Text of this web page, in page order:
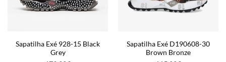
Sapatilha Exé 928-15 Black
Grey
Sapatilha Exé D190608-30
Brown Bronze